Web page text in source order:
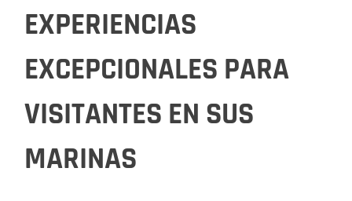
EXPERIENCIAS
EXCEPCIONALES PARA
VISITANTES EN SUS
MARINAS